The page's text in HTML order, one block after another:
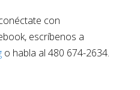
con
escríbenos a
o habla al 480 674-2634.